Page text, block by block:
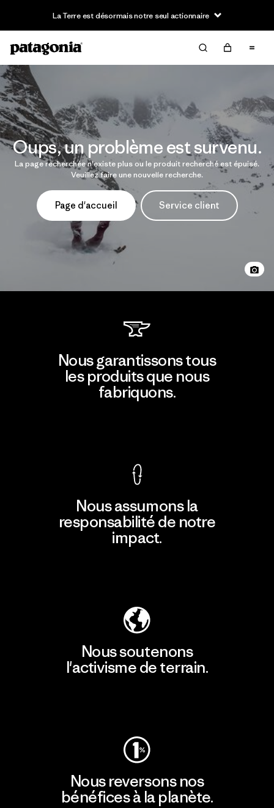
La Terre est désormais notre seul actionnaire
Oups, un problème est survenu.
La page recherchée n'existe plus ou le produit recherché est épuisé.
Veuillez faire une nouvelle recherche.
Page d'accueil Service client
Nous garantissons tous
les produits que nous
fabriquons.
Nous assumons la
responsabilité de notre
impact.
Nous soutenons
l'activisme de terrain.
Nous reversons nos
bénéfices à la planète.